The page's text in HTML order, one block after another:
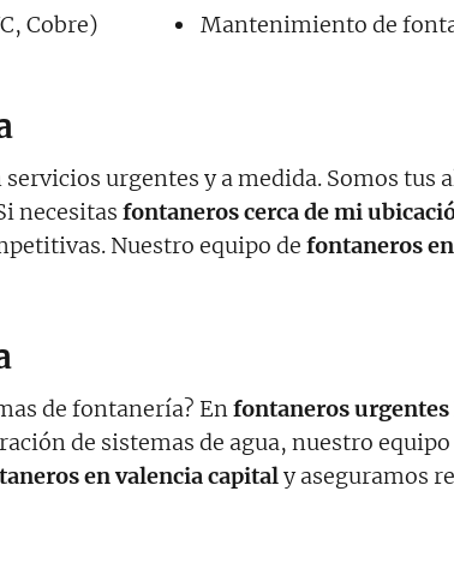
Cobre)
Mantenimiento de
urgentes y a medida. Somos tus
necesitas fontaneros cerca de mi
Nuestro equipo de fontaneros
de fontanería? Enfontaneros urgentes
de sistemas de agua, nuestro
en valencia capitaly aseguramos